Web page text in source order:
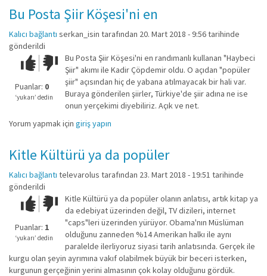
Bu Posta Şiir Köşesi'ni en
Kalıcı bağlantı serkan_isin tarafından 20. Mart 2018 - 9:56 tarihinde
gönderildi
Çok iyi!O
kadar
iyi
değil!
Puanlar: 0
‘yukarı’ dedin
Bu Posta Şiir Köşesi'ni en randımanlı kullanan "Haybeci
Şiir" akımı ile Kadir Çöpdemir oldu. O açıdan "popüler
şiir" açısından hiç de yabana atılmayacak bir hali var.
Buraya gönderilen şiirler, Türkiye'de şiir adına ne ise
onun yerçekimi diyebiliriz. Açık ve net.
Yorum yapmak için giriş yapın
Kitle Kültürü ya da popüler
Kalıcı bağlantı televarolus tarafından 23. Mart 2018 - 19:51 tarihinde
gönderildi
Çok iyi!O
kadar
iyi
değil!
Puanlar: 1
‘yukarı’ dedin
Kitle Kültürü ya da popüler olanın anlatısı, artık kitap ya
da edebiyat üzerinden değil, TV dizileri, internet
"caps"leri üzerinden yürüyor. Obama'nın Müslüman
olduğunu zanneden %14 Amerikan halkı ile aynı
paralelde ilerliyoruz siyasi tarih anlatısında. Gerçek ile
kurgu olan şeyin ayrımına vakıf olabilmek büyük bir beceri isterken,
kurgunun gerçeğinin yerini almasının çok kolay olduğunu gördük.